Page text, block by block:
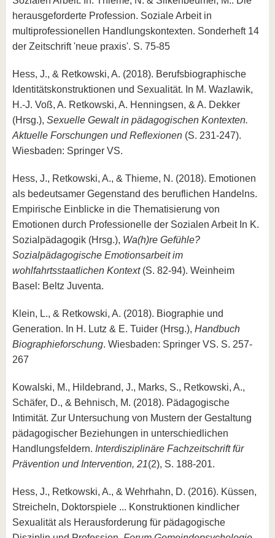
herausgeforderte Profession. Soziale Arbeit in
multiprofessionellen Handlungskontexten. Sonderheft 14
der Zeitschrift 'neue praxis'. S. 75-85
Hess, J., & Retkowski, A. (2018). Berufsbiographische
Identitätskonstruktionen und Sexualität. In M. Wazlawik,
H.-J. Voß, A. Retkowski, A. Henningsen, & A. Dekker
(Hrsg.), Sexuelle Gewalt in pädagogischen Kontexten.
Aktuelle Forschungen und Reflexionen (S. 231-247).
Wiesbaden: Springer VS.
Hess, J., Retkowski, A., & Thieme, N. (2018). Emotionen
als bedeutsamer Gegenstand des beruflichen Handelns.
Empirische Einblicke in die Thematisierung von
Emotionen durch Professionelle der Sozialen Arbeit In K.
Sozialpädagogik (Hrsg.), Wa(h)re Gefühle?
Sozialpädagogische Emotionsarbeit im
wohlfahrtsstaatlichen Kontext(S. 82-94). Weinheim
Basel: Beltz Juventa.
Klein, L., & Retkowski, A. (2018). Biographie und
Generation. In H. Lutz & E. Tuider (Hrsg.), Handbuch
Biographieforschung. Wiesbaden: Springer VS. S. 257-
267
Kowalski, M., Hildebrand, J., Marks, S., Retkowski, A.,
Schäfer, D., & Behnisch, M. (2018). Pädagogische
Intimität. Zur Untersuchung von Mustern der Gestaltung
pädagogischer Beziehungen in unterschiedlichen
Handlungsfeldern. Interdisziplinäre Fachzeitschrift für
Prävention und Intervention, 21(2), S. 188-201.
Hess, J., Retkowski, A., & Wehrhahn, D. (2016). Küssen,
Streicheln, Doktorspiele ... Konstruktionen kindlicher
Sexualität als Herausforderung für pädagogische